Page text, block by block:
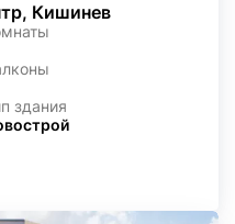
Кишинев
здания